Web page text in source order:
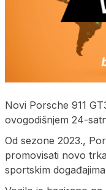
Novi Porsche 911
ovogodišnjem 24-
Od sezone 2023.,
promovisati novo
sportskim